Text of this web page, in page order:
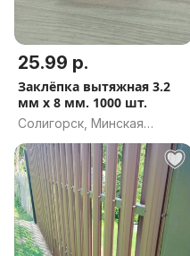
25.99 р.
Заклёпка вытяжная 3.2
мм х 8 мм. 1000 шт.
Солигорск, Минская
область